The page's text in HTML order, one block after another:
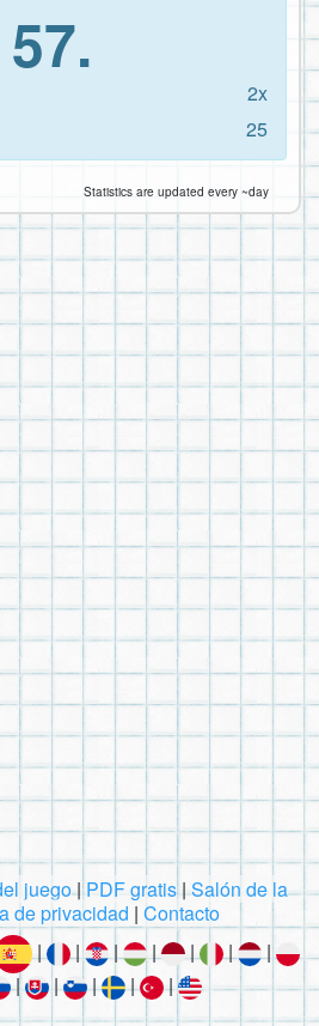
57.
2x
25
Statistics are updated every ~day
juego| PDF gratis|Salón de la
de privacidad | Contacto
| | | | | |
|
| | | | |